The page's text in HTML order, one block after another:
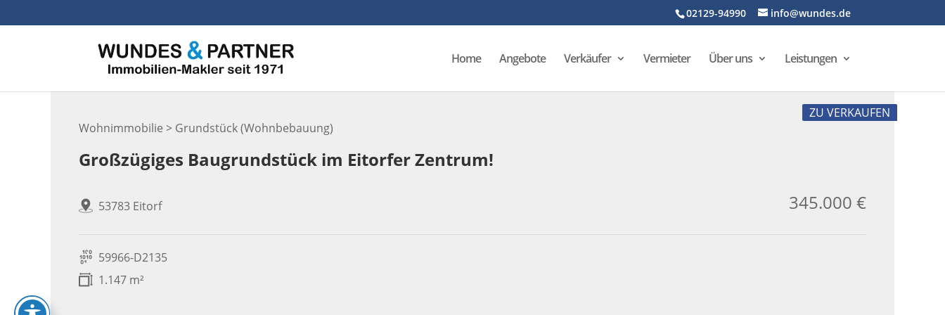
02129-94990 info@wundes.de
Home Angebote Verkäufer Vermieter Über uns Leistungen
Wohnimmobilie > Grundstück (Wohnbebauung)
ZU VERKAUFEN
Großzügiges Baugrundstück im Eitorfer Zentrum!
53783 Eitorf 345.000 €
59966-D2135
1.147 m²